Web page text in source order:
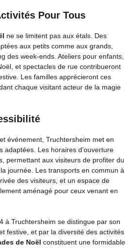
Pour Tous
ne se limitent pas aux étals. Des
aux petits comme aux grands,
des week-ends. Ateliers pour enfants,
et spectacles de rue contribueront
Les familles apprécieront ces
chaque visitant acteur de la magie
événement, Truchtersheim met en
adaptées. Les horaires d’ouverture
permettant aux visiteurs de profiter du
journée. Les transports en commun à
des visiteurs, et un espace de
aménagé pour ceux venant en
à Truchtersheim se distingue par son
festive, et par la diversité des activités
de Noël constituent une formidable